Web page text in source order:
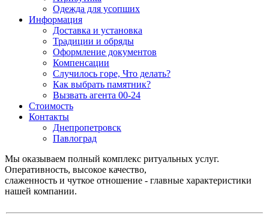
Одежда для усопших
Информация
Доставка и установка
Традиции и обряды
Оформление документов
Компенсации
Случилось горе, Что делать?
Как выбрать памятник?
Вызвать агента 00-24
Стоимость
Контакты
Днепропетровск
Павлоград
Мы оказываем полный комплекс ритуальных услуг.
Оперативность, высокое качество,
слаженность и чуткое отношение - главные характеристики
нашей компании.